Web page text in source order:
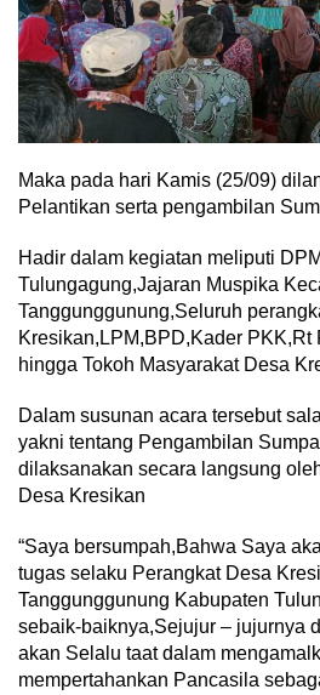
Maka pada hari Kamis (25/09)
Pelantikan serta pengambilan
Hadir dalam kegiatan meliputi
Tulungagung,Jajaran Muspika
Tanggunggunung,Seluruh
Kresikan,LPM,BPD,Kader PKK,Rt
hingga Tokoh Masyarakat Desa
Dalam susunan acara tersebut
yakni tentang Pengambilan
dilaksanakan secara langsung
Desa Kresikan
“Saya bersumpah,Bahwa Saya
tugas selaku Perangkat Desa
Tanggunggunung Kabupaten
sebaik-baiknya,Sejujur – jujurnya
akan Selalu taat dalam
mempertahankan Pancasila